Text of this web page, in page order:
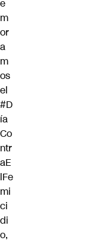
e
m
or
a
m
os
el
#D
ía
Co
ntr
aE
lFe
mi
ci
di
o,